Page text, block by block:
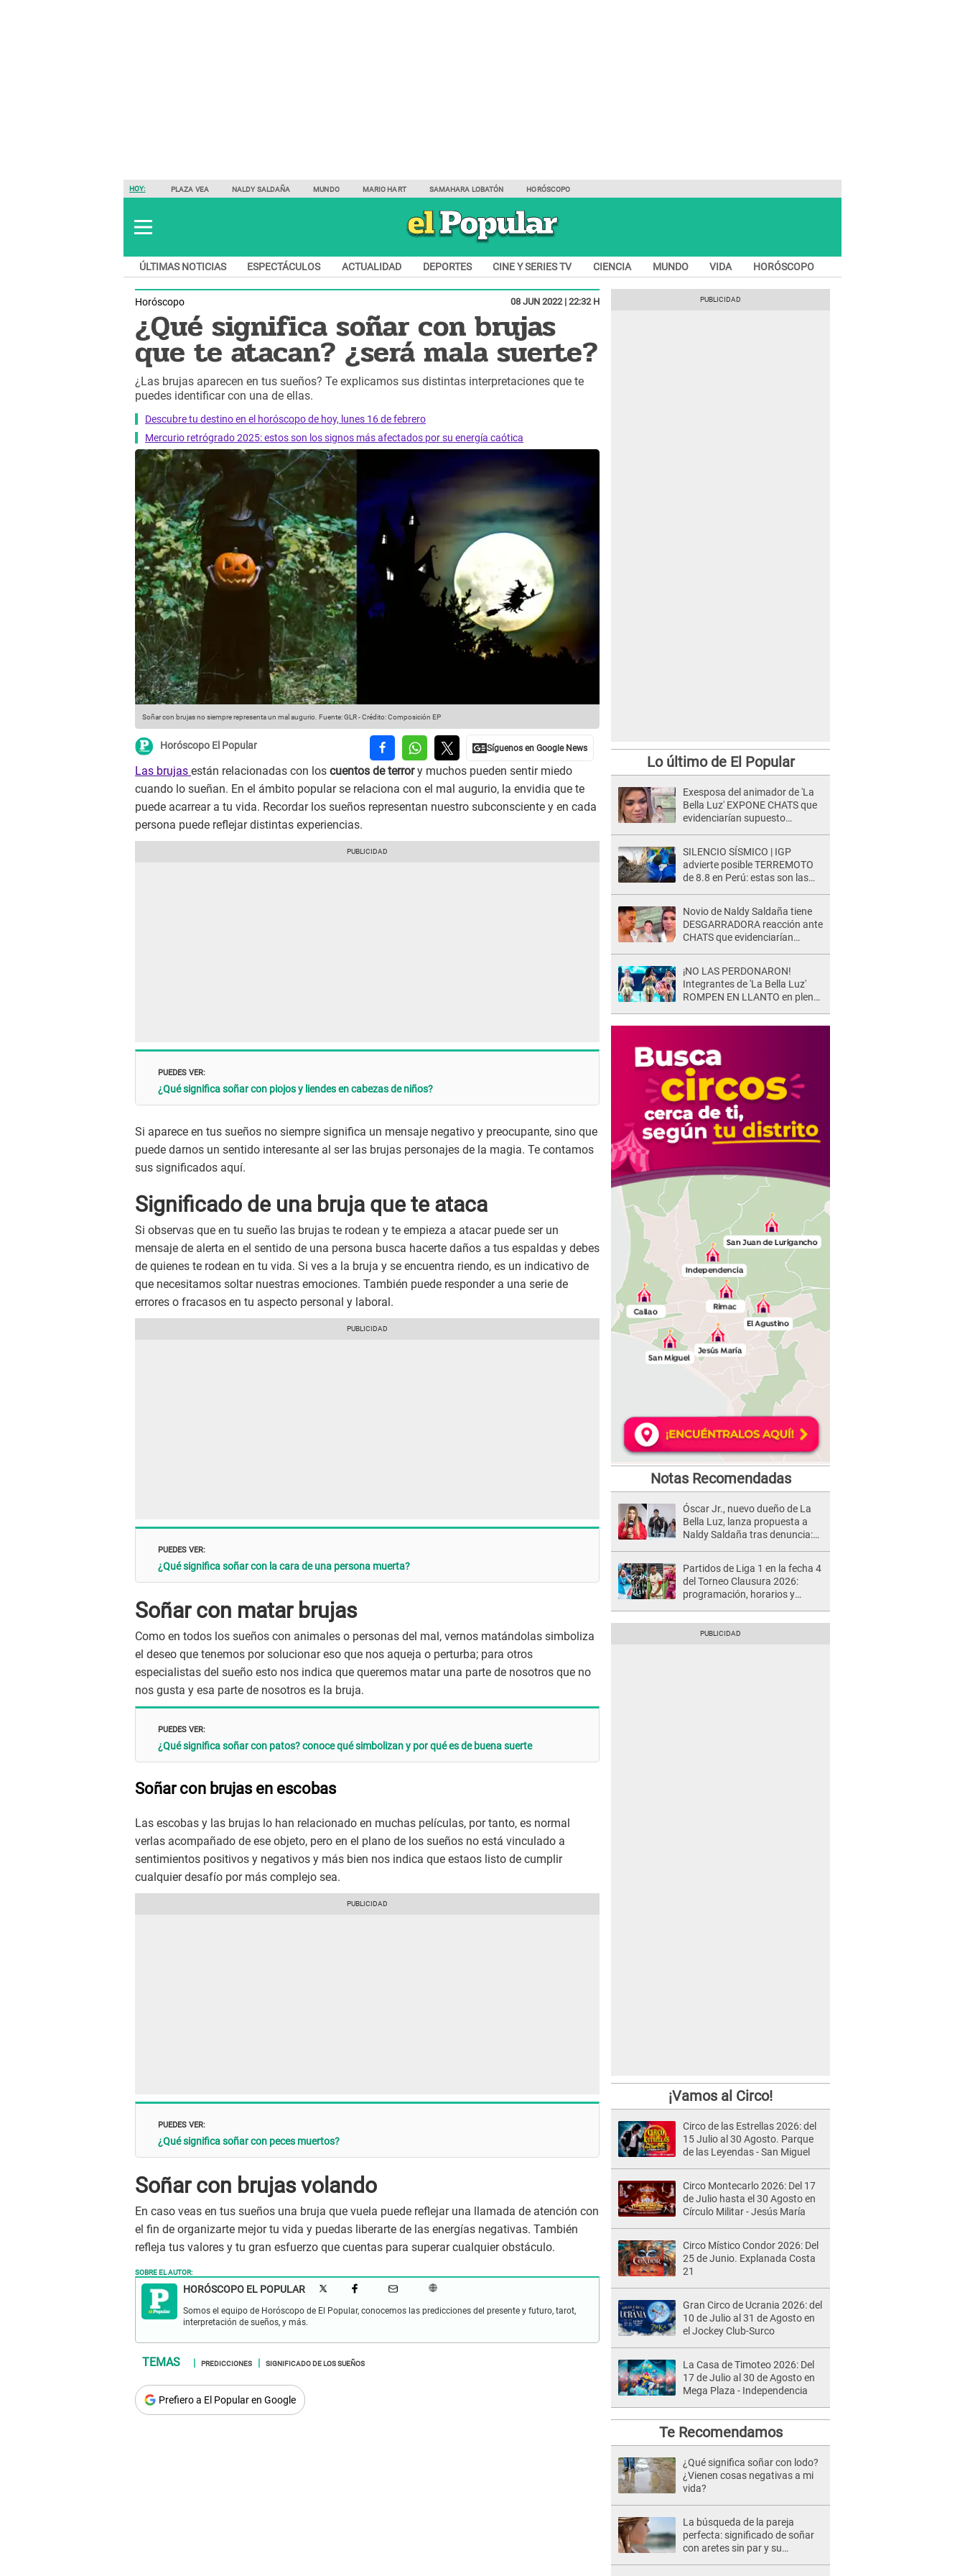
HOY: PLAZA VEA NALDY SALDAÑA MUNDO MARIO HART SAMAHARA LOBATÓN HORÓSCOPO
ÚLTIMAS NOTICIAS ESPECTÁCULOS ACTUALIDAD DEPORTES CINE Y SERIES TV CIENCIA MUNDO VIDA HORÓSCOPO
Horóscopo 08 JUN 2022 | 22:32 H
¿Qué significa soñar con brujas
que te atacan? ¿será mala suerte?
¿Las brujas aparecen en tus sueños? Te explicamos sus distintas interpretaciones que te
puedes identificar con una de ellas.
Descubre tu destino en el horóscopo de hoy, lunes 16 de febrero
Mercurio retrógrado 2025: estos son los signos más afectados por su energía caótica
Soñar con brujas no siempre representa un mal augurio. Fuente: GLR-Crédito: Composición EP
Horóscopo El Popular
Las brujas están relacionadas con los cuentos de terrory muchos pueden sentir miedo
cuando lo sueñan. En el ámbito popular se relaciona con el mal augurio, la envidia que te
puede acarrear a tu vida. Recordar los sueños representan nuestro subconsciente y en cada
persona puede reflejar distintas experiencias.
PUEDES VER:
¿Qué significa soñar con piojos y liendes en cabezas de niños?
Si aparece en tus sueños no siempre significa un mensaje negativo y preocupante, sino que
puede darnos un sentido interesante al ser las brujas personajes de la magia. Te contamos
sus significados aquí.
Significado de una bruja que te ataca
Si observas que en tu sueño las brujas te rodean y te empieza a atacar puede ser un
mensaje de alerta en el sentido de una persona busca hacerte daños a tus espaldas y debes
de quienes te rodean en tu vida. Si ves a la bruja y se encuentra riendo, es un indicativo de
que necesitamos soltar nuestras emociones. También puede responder a una serie de
errores o fracasos en tu aspecto personal y laboral.
PUEDES VER:
¿Qué significa soñar con la cara de una persona muerta?
Soñar con matar brujas
Como en todos los sueños con animales o personas del mal, vernos matándolas simboliza
el deseo que tenemos por solucionar eso que nos aqueja o perturba; para otros
especialistas del sueño esto nos indica que queremos matar una parte de nosotros que no
nos gusta y esa parte de nosotros es la bruja.
PUEDES VER:
¿Qué significa soñar con patos? conoce qué simbolizan y por qué es de buena suerte
Soñar con brujas en escobas
Las escobas y las brujas lo han relacionado en muchas películas, por tanto, es normal
verlas acompañado de ese objeto, pero en el plano de los sueños no está vinculado a
sentimientos positivos y negativos y más bien nos indica que estaos listo de cumplir
cualquier desafío por más complejo sea.
PUEDES VER:
¿Qué significa soñar con peces muertos?
Soñar con brujas volando
En caso veas en tus sueños una bruja que vuela puede reflejar una llamada de atención con
el fin de organizarte mejor tu vida y puedas liberarte de las energías negativas. También
refleja tus valores y tu gran esfuerzo que cuentas para superar cualquier obstáculo.
SOBRE EL AUTOR:
HORÓSCOPO EL POPULAR
Somos el equipo de Horóscopo de El Popular, conocemos las predicciones del presente y futuro, tarot,
interpretación de sueños, y más.
PREDICCIONES SIGNIFICADO DE LOS SUEÑOS
Prefiero a El Popular en Google
Lo último de El Popular
Exesposa del animador de 'La
Bella Luz' EXPONE CHATS que
evidenciarían supuesto
Saldaña, pese a tener pareja
SILENCIO SÍSMICO | IGP
advierte posible TERREMOTO
de 8.8 en Perú: estas son las
Novio de Naldy Saldaña tiene
DESGARRADORA reacción ante
CHATS que evidenciarían
¡NO LAS PERDONARON!
Integrantes de 'La Bella Luz'
ROMPEN EN LLANTO en pleno
Notas Recomendadas
Óscar Jr., nuevo dueño de La
Bella Luz, lanza propuesta a
Naldy Saldaña tras denuncia:
Partidos de Liga 1 en la fecha 4
del Torneo Clausura 2026:
programación, horarios y
¡Vamos al Circo!
Circo de las Estrellas 2026: del
15 Julio al 30 Agosto. Parque
de las Leyendas - San Miguel
Circo Montecarlo 2026: Del 17
de Julio hasta el 30 Agosto en
Círculo Militar - Jesús María
Circo Místico Condor 2026: Del
25 de Junio. Explanada Costa
21
Gran Circo de Ucrania 2026: del
10 de Julio al 31 de Agosto en
el Jockey Club-Surco
La Casa de Timoteo 2026: Del
17 de Julio al 30 de Agosto en
Mega Plaza - Independencia
Te Recomendamos
¿Qué significa soñar con lodo?
¿Vienen cosas negativas a mi
vida?
La búsqueda de la pareja
perfecta: significado de soñar
con aretes sin par y su